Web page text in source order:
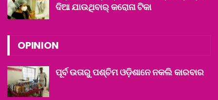
ଦିଆ ଯାଉଥିବାର୍ କରୋନା ଟିକା
OPINION
ପୂର୍ବ ଉତାରୁ ପଶ୍ଚିମ ଓଡ଼ିଶାନେ ନକଲି କାରବାର